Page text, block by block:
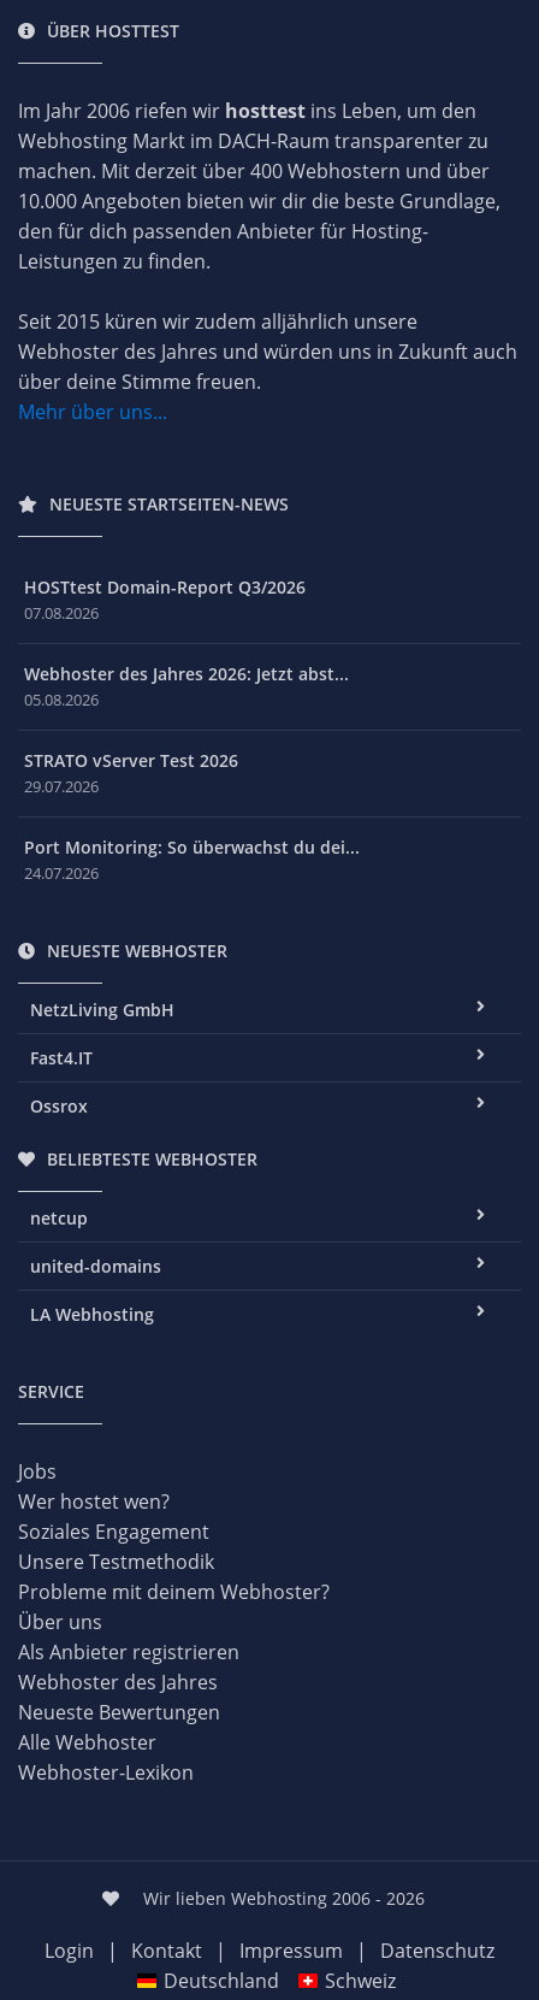
ÜBER HOSTTEST
Im Jahr 2006 riefen wir hosttest ins Leben, um den
Webhosting Markt im DACH-Raum transparenter zu
machen. Mit derzeit über 400 Webhostern und über
10.000 Angeboten bieten wir dir die beste Grundlage,
den für dich passenden Anbieter für Hosting-
Leistungen zu finden.
Seit 2015 küren wir zudem alljährlich unsere
Webhoster des Jahres und würden uns in Zukunft auch
über deine Stimme freuen.
Mehr über uns...
NEUESTE STARTSEITEN-NEWS
HOSTtest Domain-Report Q3/2026
07.08.2026
Webhoster des Jahres 2026: Jetzt abst...
05.08.2026
STRATO vServer Test 2026
29.07.2026
Port Monitoring: So überwachst du dei...
24.07.2026
NEUESTE WEBHOSTER
NetzLiving GmbH
Fast4.IT
Ossrox
BELIEBTESTE WEBHOSTER
netcup
united-domains
LA Webhosting
SERVICE
Jobs
Wer hostet wen?
Soziales Engagement
Unsere Testmethodik
Probleme mit deinem Webhoster?
Über uns
Als Anbieter registrieren
Webhoster des Jahres
Neueste Bewertungen
Alle Webhoster
Webhoster-Lexikon
Wir lieben Webhosting 2006 - 2026
Login | Kontakt | Impressum |
Datenschutz
Deutschland
Schweiz